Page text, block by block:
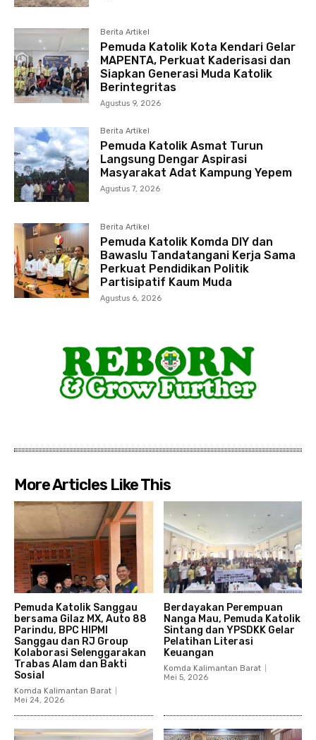
Berita Artikel
Pemuda Katolik Kota Kendari Gelar
MAPENTA, Perkuat Kaderisasi dan
Siapkan Generasi Muda Katolik
Berintegritas
Agustus 9, 2026
Berita Artikel
Pemuda Katolik Asmat Turun
Langsung Dengar Aspirasi
Masyarakat Adat Kampung Yepem
Agustus 7, 2026
Berita Artikel
Pemuda Katolik Komda DIY dan
Bawaslu Tandatangani Kerja Sama
Perkuat Pendidikan Politik
Partisipatif Kaum Muda
Agustus 6, 2026
More Articles Like This
Pemuda Katolik Sanggau
bersama Gilaz MX, Auto 88
Parindu, BPC HIPMI
Sanggau dan RJ Group
Kolaborasi Selenggarakan
Trabas Alam dan Bakti
Sosial
Komda Kalimantan Barat
Mei 24, 2026
Berdayakan Perempuan
Nanga Mau, Pemuda Katolik
Sintang dan YPSDKK Gelar
Pelatihan Literasi
Keuangan
Komda Kalimantan Barat
Mei 5, 2026